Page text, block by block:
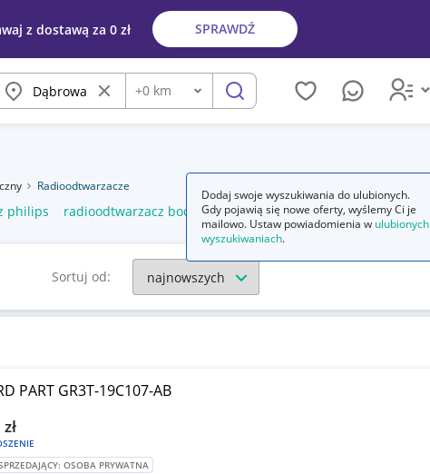
z dostawą za 0 zł SPRAWDŹ
Miasto Wyczyść frazę
Odległość
+0 km szukaj
Radioodtwarzacze
philips radioodtwarzacz boombox
Sortuj od:
PART GR3T-19C107-AB
zł
OSOBA PRYWATNA
Dodaj swoje wyszukiwania do ulubionych.
Gdy pojawią się nowe oferty, wyślemy Ci je
mailowo. Ustaw powiadomienia w ulubionych
wyszukiwaniach.